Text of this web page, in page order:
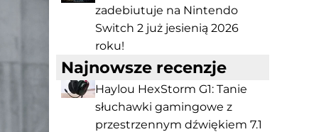
zadebiutuje na Nintendo
Switch 2 już jesienią 2026
roku!
Najnowsze recenzje
Haylou HexStorm G1: Tanie
słuchawki gamingowe z
przestrzennym dźwiękiem 7.1